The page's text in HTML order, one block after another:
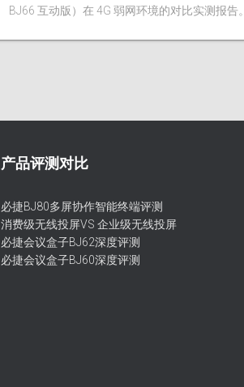
BJ66 互动版）在 4G 弱网环境的对比实测报告。
产品评测对比
必捷BJ80多屏协作智能终端评测
消费级无线投屏VS 企业级无线投屏
必捷会议盒子BJ62深度评测
必捷会议盒子BJ60深度评测